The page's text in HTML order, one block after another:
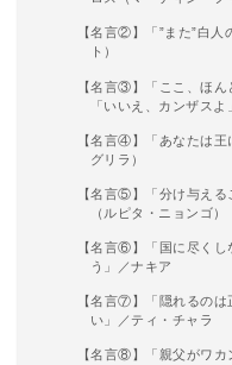
【名言②】「”また”白
ト）
【名言③】「ここ、ほ
「いいえ、カンザスよ
【名言④】「あなたは王
グリラ）
【名言⑤】「分け与え
（ルピタ・ニョンゴ）
【名言⑥】「国に尽く
う」／ナキア
【名言⑦】「隠れるの
い」／ティ・チャラ
【名言⑧】「親父がワ